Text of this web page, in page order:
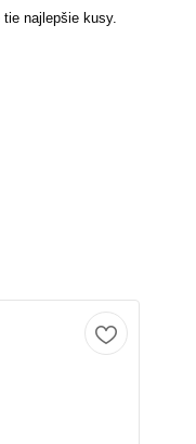
najlepšie kusy.